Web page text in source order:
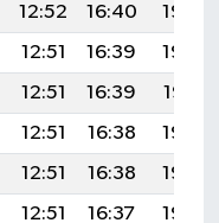
12:52 16:40
19:50
12:51 16:39
19:49
12:51 16:39
19:47
12:51 16:38
19:46
12:51 16:38
19:45
12:51 16:37
19:44